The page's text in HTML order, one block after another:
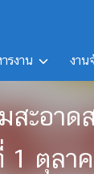
รงาน งาน
สะอา
ที่ 1 ตุ